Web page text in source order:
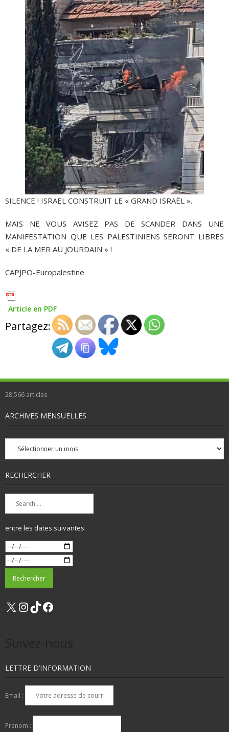
SILENCE ! ISRAEL CONSTRUIT LE « GRAND ISRAËL ».
MAIS NE VOUS AVISEZ PAS DE SCANDER DANS UNE
MANIFESTATION QUE LES PALESTINIENS SERONT LIBRES
« DE LA MER AU JOURDAIN » !
CAPJPO-Europalestine
Article en PDF
Partagez:
28,566 articles
ARCHIVES MENSUELLES
Archives
mensuelles
RECHERCHER
entre les dates suivantes
X Instagram
TikTok
LETTRE D’INFORMATION
Email :
Prénom :